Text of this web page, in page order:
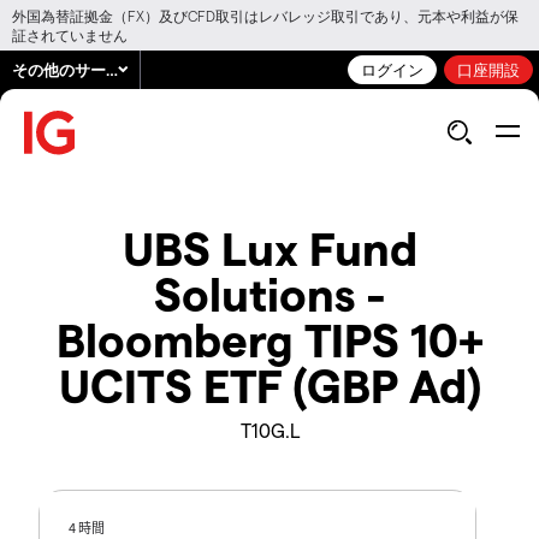
外国為替証拠金（FX）及びCFD取引はレバレッジ取引であり、元本や利益が保
証されていません
その他のサービス ログイン 口座開設
UBS Lux Fund
Solutions -
Bloomberg TIPS 10+
UCITS ETF (GBP Ad)
T10G.L
4 時間